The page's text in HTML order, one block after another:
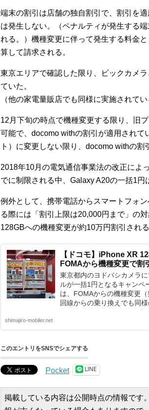
端末の割引は店舗の独自割引で、割引を
は発生しない。（ペナルティが発生する
れる。）機種変更に伴って発生する料金
算して請求される。
東京エリアで確認した限り、ビックカメ
ていた。
（他の家電量販店でも同様に実施されてい
12月下旬の時点で機種変更する限り、旧
可能で、docomo withの割引が適用されて
ト）に変更しない限り、docomo withの割
2018年10月の電気通信事業法の改正によ
でに制限される中、Galaxy A20の一括1円
例外として、携帯電話からスマートフォ
る際には「割引上限は20,000円まで」の
128GBへの機種変更が約10万円割引される
【ドコモ】iPhone XR
FOMAから機種変更で割引
東京都内のヨドバシカメラ
ルが一括1円となるキャンペ
は、FOMAからの機種変更
回線からの乗り換えでも同
り。 ■iPhone XR 128GBが一
shimajiro-mobiler.net
このエントリをSNSでシェアする
Pocket LINE
掲載している内容は公開時点の情報です